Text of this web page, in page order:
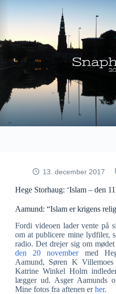
13. december 2017
Hege Storhaug: ‘Islam – den
Aamund: “Islam er krigens
Fordi videoen lader vente på
om at publicere mine lydfiler,
radio. Det drejer sig om
den 20 novembermed
Aamund, Søren K Villemoes
Katrine Winkel Holm
lægger ud. Asger Aamunds
Mine fotos fra aftenen erher.